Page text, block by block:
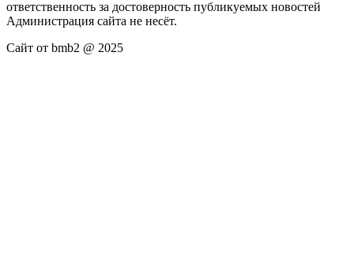
ответственность за достоверность публикуемых новостей
Администрация сайта не несёт.
Сайт от bmb2 @ 2025